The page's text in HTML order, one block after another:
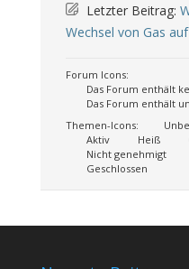
Letzter Beitrag:
Wechsel von Gas
Forum Icons:
Das Forum enthält
Das Forum enthält
Themen-Icons:
Aktiv
Heiß
Nicht genehmigt
Geschlossen